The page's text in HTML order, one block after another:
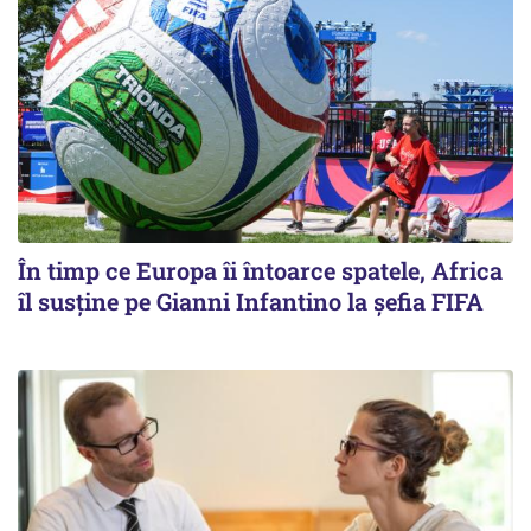
În timp ce Europa îi întoarce spatele, Africa
îl susține pe Gianni Infantino la șefia FIFA